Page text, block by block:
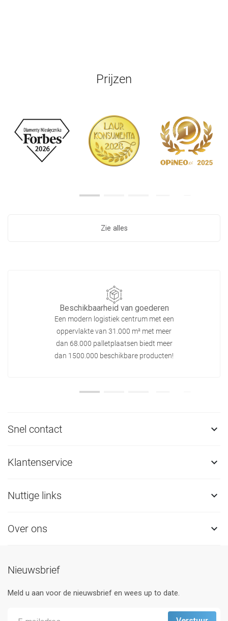
Prijzen
Zie alles
Beschikbaarheid van goederen
Een modern logistiek centrum met een
oppervlakte van 31.000 m² met meer
dan 68.000 palletplaatsen biedt meer
dan 1500.000 beschikbare producten!
Snel contact 
Klantenservice 
Nuttige links 
Over ons 
Nieuwsbrief
Meld u aan voor de nieuwsbrief en wees up to date.